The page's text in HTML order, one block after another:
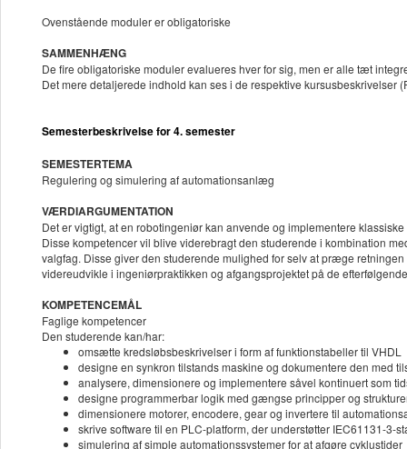
Ovenstående moduler er obligatoriske
SAMMENHÆNG
De fire obligatoriske moduler evalueres hver for sig, men er alle tæt
Det mere detaljerede indhold kan ses i de respektive kursusbeskrivelser
Semesterbeskrivelse for 4. semester
SEMESTERTEMA
Regulering og simulering af automationsanlæg
VÆRDIARGUMENTATION
Det er vigtigt, at en robotingeniør kan anvende og implementere
Disse kompetencer vil blive viderebragt den studerende i kombination
valgfag. Disse giver den studerende mulighed for selv at præge
videreudvikle i ingeniørpraktikken og afgangsprojektet på de
KOMPETENCEMÅL
Faglige kompetencer
Den studerende kan/har:
omsætte kredsløbsbeskrivelser i form af funktionstabeller til VHDL
designe en synkron tilstands maskine og dokumentere den med
analysere, dimensionere og implementere såvel kontinuert som
designe programmerbar logik med gængse principper og
dimensionere motorer, encodere, gear og invertere til
skrive software til en PLC-platform, der understøtter IEC61131-3-
simulering af simple automationssystemer for at afgøre cyklustider